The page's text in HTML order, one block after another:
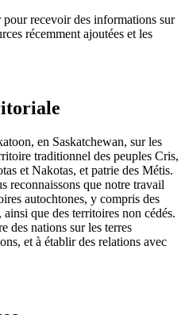
recevoir des informations sur
récemment ajoutées et les
en Saskatchewan, sur les
traditionnel des peuples Cris,
et Nakotas, et patrie des Métis.
reconnaissons que notre travail
autochtones, y compris des
que des territoires non cédés.
des nations sur les terres
et à établir des relations avec